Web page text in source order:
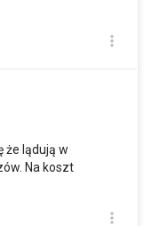
że lądują w
Na koszt